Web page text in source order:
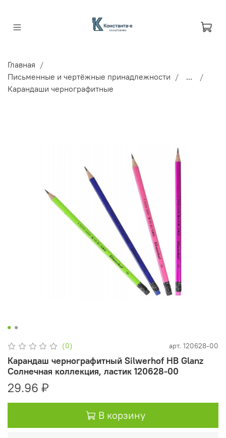
Главная
Письменные и чертёжные принадлежности
...
Карандаши чернографитные
(0) арт. 120628-00
Карандаш чернографитный Silwerhof НВ Glanz
Солнечная коллекция, ластик 120628-00
29.96 ₽
В корзину